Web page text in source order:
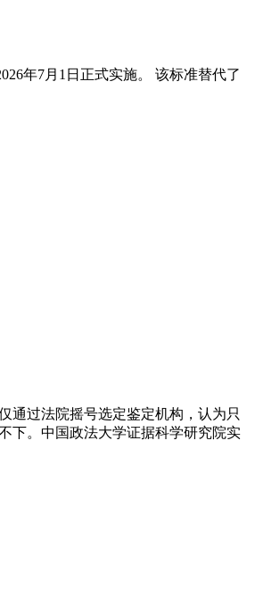
年7月1日正式实施。 该标准替代了
通过法院摇号选定鉴定机构，认为只
下。中国政法大学证据科学研究院实